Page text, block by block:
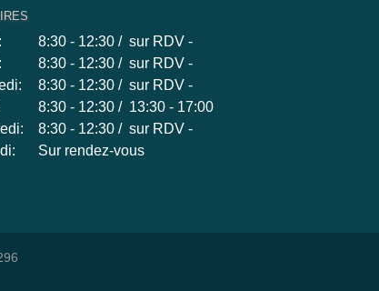
8:30 - 12:30 / sur RDV -
8:30 - 12:30 / sur RDV -
8:30 - 12:30 / sur RDV -
8:30 - 12:30 / 13:30 - 17:00
8:30 - 12:30 / sur RDV -
Sur rendez-vous